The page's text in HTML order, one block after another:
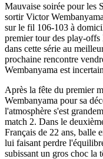
Mauvaise soirée pour les
sortir Victor
sur le fil 106-103 à
premier tour des play-
dans cette série au
prochaine rencontre
Wembanyama est
Après la fête du premier
Wembanyama pour sa
l'atmosphère s'est
match 2. Dans le
Français de 22 ans, balle
lui faisant perdre
subissant un gros choc la